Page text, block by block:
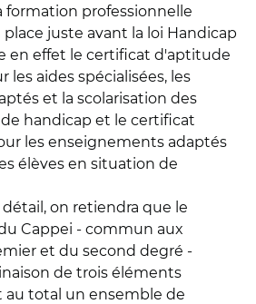
formation professionnelle
juste avant la loi Handicap
en effet le certificat d'aptitude
les aides spécialisées, les
et la scolarisation des
handicap et le certificat
les enseignements adaptés
élèves en situation de
on retiendra que le
Cappei - commun aux
et du second degré -
de trois éléments
au total un ensemble de